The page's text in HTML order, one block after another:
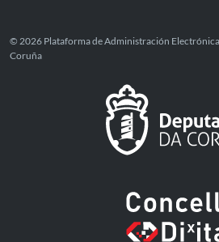
© 2026 Plataforma de Administración
Coruña